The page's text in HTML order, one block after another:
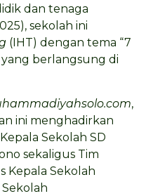
dan tenaga
sekolah ini
(IHT) dengan tema “7
berlangsung di
,
ini menghadirkan
Sekolah SD
sekaligus Tim
Kepala Sekolah